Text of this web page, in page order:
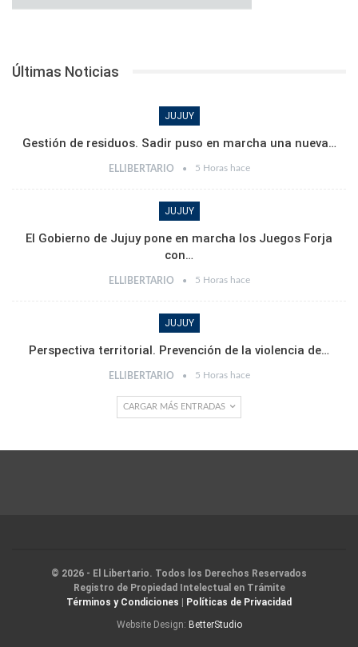
Últimas Noticias
JUJUY
Gestión de residuos. Sadir puso en marcha una nueva…
ELLIBERTARIO 5 Horas hace
JUJUY
El Gobierno de Jujuy pone en marcha los Juegos Forja
con…
ELLIBERTARIO 5 Horas hace
JUJUY
Perspectiva territorial. Prevención de la violencia de…
ELLIBERTARIO 5 Horas hace
CARGAR MÁS ENTRADAS
© 2026 - El Libertario. Todos los Derechos Reservados
Registro de Propiedad Intelectual en Trámite
Términos y Condiciones | Políticas de Privacidad
Website Design: BetterStudio